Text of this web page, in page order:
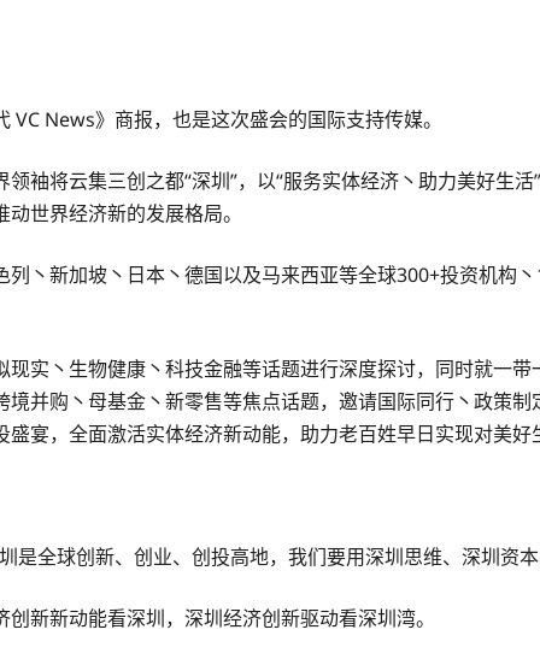
News》商报，也是这次盛会的国际支持传媒。
袖将云集三创之都“深圳”，以“服务实体经济丶助力美好生
世界经济新的发展格局。
丶新加坡丶日本丶德国以及马来西亚等全球300+投资机构
实丶生物健康丶科技金融等话题进行深度探讨，同时就一
境并购丶母基金丶新零售等焦点话题，邀请国际同行丶政策
宴，全面激活实体经济新动能，助力老百姓早日实现对美好
是全球创新、创业、创投高地，我们要用深圳思维、深圳资
新新动能看深圳，深圳经济创新驱动看深圳湾。